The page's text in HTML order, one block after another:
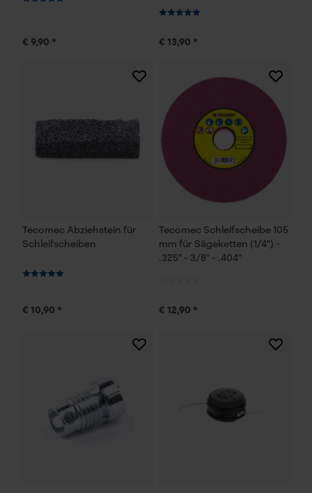
€ 9,90 * € 13,90 *
Tecomec Abziehstein für
Schleifscheiben
€ 10,90 *
Tecomec Schleifscheibe 105
mm für Sägeketten (1/4") -
.325" - 3/8" - .404"
€ 12,90 *